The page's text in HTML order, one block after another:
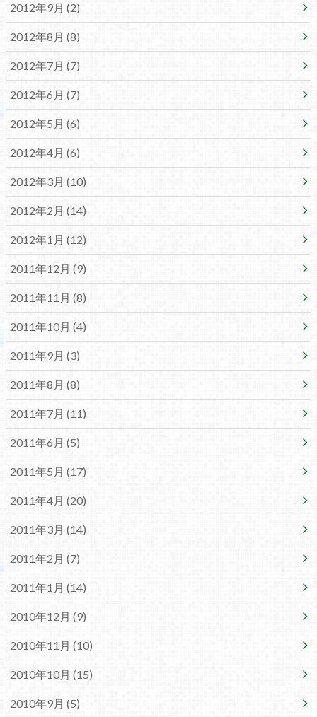
2012年9月 (2)
2012年8月 (8)
2012年7月 (7)
2012年6月 (7)
2012年5月 (6)
2012年4月 (6)
2012年3月 (10)
2012年2月 (14)
2012年1月 (12)
2011年12月 (9)
2011年11月 (8)
2011年10月 (4)
2011年9月 (3)
2011年8月 (8)
2011年7月 (11)
2011年6月 (5)
2011年5月 (17)
2011年4月 (20)
2011年3月 (14)
2011年2月 (7)
2011年1月 (14)
2010年12月 (9)
2010年11月 (10)
2010年10月 (15)
2010年9月 (5)